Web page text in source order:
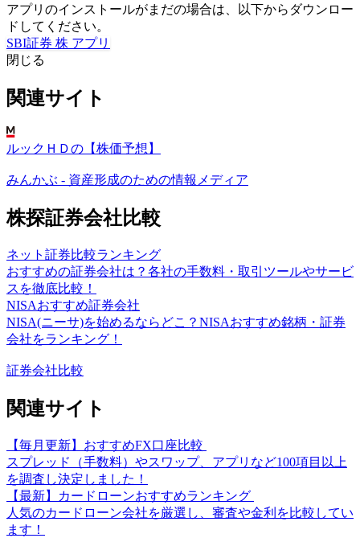
アプリのインストールがまだの場合は、以下からダウンロー
ドしてください。
SBI証券 株 アプリ
閉じる
関連サイト
ルックＨＤの【株価予想】
みんかぶ - 資産形成のための情報メディア
株探証券会社比較
ネット証券比較ランキング
おすすめの証券会社は？各社の手数料・取引ツールやサービ
スを徹底比較！
NISAおすすめ証券会社
NISA(ニーサ)を始めるならどこ？NISAおすすめ銘柄・証券
会社をランキング！
証券会社比較
関連サイト
【毎月更新】おすすめFX口座比較
スプレッド（手数料）やスワップ、アプリなど100項目以上
を調査し決定しました！
【最新】カードローンおすすめランキング
人気のカードローン会社を厳選し、審査や金利を比較してい
ます！